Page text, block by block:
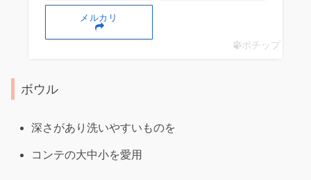
メルカリ
ポチップ
ボウル
深さがあり洗いやすいものを
コンテの大中小を愛用